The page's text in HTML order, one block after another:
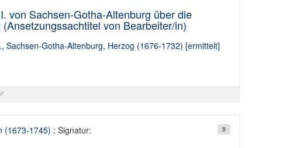
von Sachsen-Gotha-Altenburg über die
von Bearbeiter/in)
Sachsen-Gotha-Altenburg, Herzog (1676-1732) [ermittelt]
9
(1673-1745) ; Signatur: